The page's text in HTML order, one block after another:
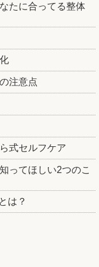
たに合ってる整体
注意点
式セルフケア
ってほしい2つのこ
は？